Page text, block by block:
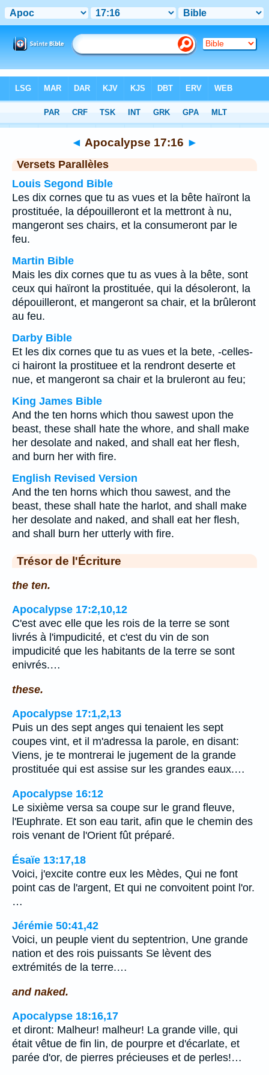
Chapitre 17 > Verset 16
◄ Apocalypse 17:16 ►
Versets Parallèles
Louis Segond Bible
Les dix cornes que tu as vues et la bête haïront la
prostituée, la dépouilleront et la mettront à nu,
mangeront ses chairs, et la consumeront par le
feu.
Martin Bible
Mais les dix cornes que tu as vues à la bête, sont
ceux qui haïront la prostituée, qui la désoleront, la
dépouilleront, et mangeront sa chair, et la brûleront
au feu.
Darby Bible
Et les dix cornes que tu as vues et la bete, -celles-
ci hairont la prostituee et la rendront deserte et
nue, et mangeront sa chair et la bruleront au feu;
King James Bible
And the ten horns which thou sawest upon the
beast, these shall hate the whore, and shall make
her desolate and naked, and shall eat her flesh,
and burn her with fire.
English Revised Version
And the ten horns which thou sawest, and the
beast, these shall hate the harlot, and shall make
her desolate and naked, and shall eat her flesh,
and shall burn her utterly with fire.
Trésor de l'Écriture
the ten.
Apocalypse 17:2,10,12
C'est avec elle que les rois de la terre se sont
livrés à l'impudicité, et c'est du vin de son
impudicité que les habitants de la terre se sont
enivrés.…
these.
Apocalypse 17:1,2,13
Puis un des sept anges qui tenaient les sept
coupes vint, et il m'adressa la parole, en disant:
Viens, je te montrerai le jugement de la grande
prostituée qui est assise sur les grandes eaux.…
Apocalypse 16:12
Le sixième versa sa coupe sur le grand fleuve,
l'Euphrate. Et son eau tarit, afin que le chemin des
rois venant de l'Orient fût préparé.
Ésaïe 13:17,18
Voici, j'excite contre eux les Mèdes, Qui ne font
point cas de l'argent, Et qui ne convoitent point l'or.
…
Jérémie 50:41,42
Voici, un peuple vient du septentrion, Une grande
nation et des rois puissants Se lèvent des
extrémités de la terre.…
and naked.
Apocalypse 18:16,17
et diront: Malheur! malheur! La grande ville, qui
était vêtue de fin lin, de pourpre et d'écarlate, et
parée d'or, de pierres précieuses et de perles!…